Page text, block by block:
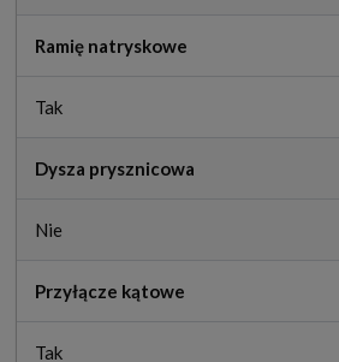
Ramię natryskowe
Tak
Dysza prysznicowa
Nie
Przyłącze kątowe
Tak